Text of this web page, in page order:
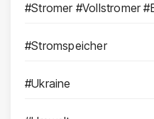
#Stromer #Vollstromer
#Stromspeicher
#Ukraine